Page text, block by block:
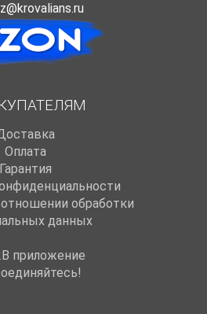
Оплата
Гарантия
обработки
данных
приложение